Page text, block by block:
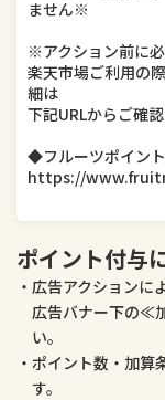
ビール・洋酒
インテリア・寝具・収
キッチン用品・食器・
テレビゲーム
美容・コスメ・香水
医薬品・コンタクト・
ません※
※アクション前に
楽天市場ご利用の
細は
下記URLからご確認
◆フルーツポイン
https://
ポイント付与
広告アクションに
広告バナー下の≪
い。
ポイント数・加算
す。